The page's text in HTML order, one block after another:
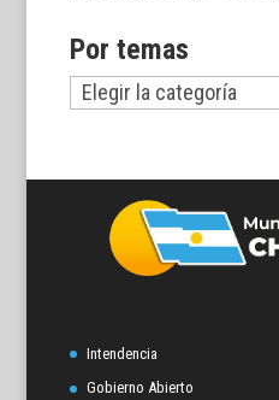
Por temas
Por
temas
Intendencia
Gobierno Abierto